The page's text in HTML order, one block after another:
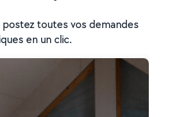
toutes vos demandes
en un clic.